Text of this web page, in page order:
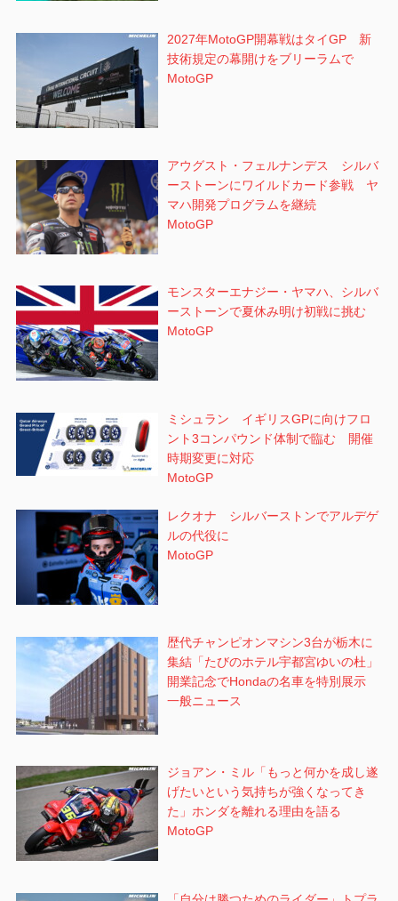
2027年MotoGP開幕戦はタイGP 新
技術規定の幕開けをブリーラムで
MotoGP
アウグスト・フェルナンデス シルバ
ーストーンにワイルドカード参戦 ヤ
マハ開発プログラムを継続
MotoGP
モンスターエナジー・ヤマハ、シルバ
ーストーンで夏休み明け初戦に挑む
MotoGP
ミシュラン イギリスGPに向けフロ
ント3コンパウンド体制で臨む 開催
時期変更に対応
MotoGP
レクオナ シルバーストンでアルデゲ
ルの代役に
MotoGP
歴代チャンピオンマシン3台が栃木に
集結「たびのホテル宇都宮ゆいの杜」
開業記念でHondaの名車を特別展示
一般ニュース
ジョアン・ミル「もっと何かを成し遂
げたいという気持ちが強くなってき
た」ホンダを離れる理由を語る
MotoGP